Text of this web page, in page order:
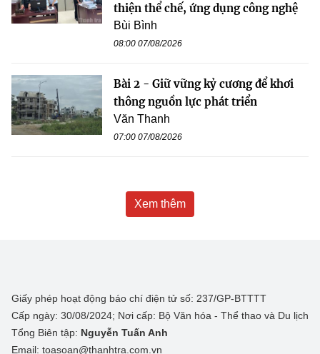
thiện thể chế, ứng dụng công nghệ
Bùi Bình
08:00 07/08/2026
Bài 2 - Giữ vững kỷ cương để khơi
thông nguồn lực phát triển
Văn Thanh
07:00 07/08/2026
Xem thêm
Giấy phép hoạt động báo chí điện tử số: 237/GP-BTTTT
Cấp ngày: 30/08/2024; Nơi cấp: Bộ Văn hóa - Thể thao và Du lịch
Tổng Biên tập: Nguyễn Tuấn Anh
Email: toasoan@thanhtra.com.vn